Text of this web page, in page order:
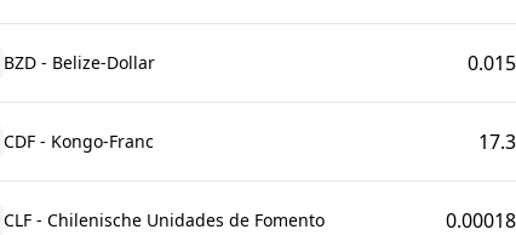
BZD - Belize-Dollar 0.015
CDF - Kongo-Franc 17.3
CLF - Chilenische Unidades de Fomento 0.00018